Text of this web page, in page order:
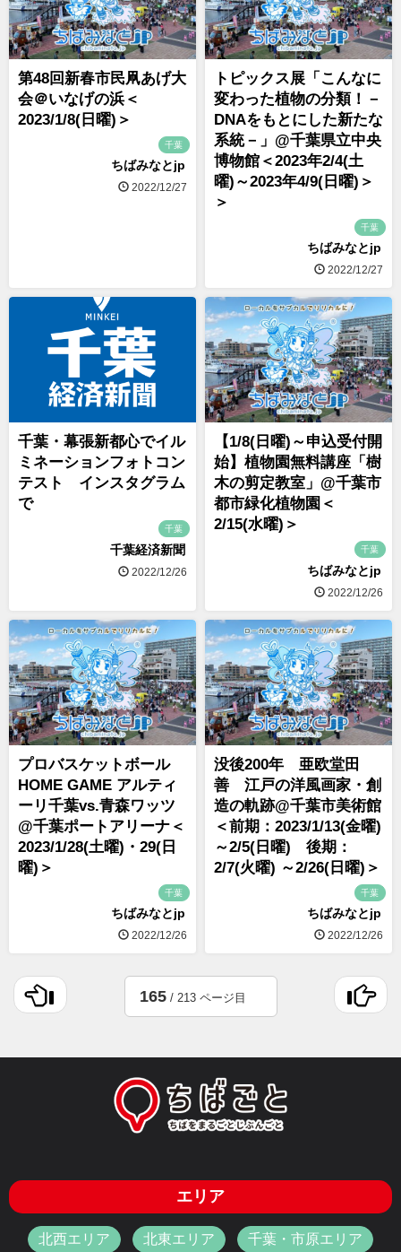
第48回新春市民凧あげ大
会＠いなげの浜＜
2023/1/8(日曜)＞
千葉
ちばみなとjp
2022/12/27
トピックス展「こんなに
変わった植物の分類！－
DNAをもとにした新たな
系統－」@千葉県立中央
博物館＜2023年2/4(土
曜)～2023年4/9(日曜)＞
＞
千葉
ちばみなとjp
2022/12/27
千葉・幕張新都心でイル
ミネーションフォトコン
テスト インスタグラム
で
千葉
千葉経済新聞
2022/12/26
【1/8(日曜)～申込受付開
始】植物園無料講座「樹
木の剪定教室」@千葉市
都市緑化植物園＜
2/15(水曜)＞
千葉
ちばみなとjp
2022/12/26
プロバスケットボール
HOME GAME アルティ
ーリ千葉vs.青森ワッツ
@千葉ポートアリーナ＜
2023/1/28(土曜)・29(日
曜)＞
千葉
ちばみなとjp
2022/12/26
没後200年 亜欧堂田
善 江戸の洋風画家・創
造の軌跡@千葉市美術館
＜前期：2023/1/13(金曜)
～2/5(日曜) 後期：
2/7(火曜) ～2/26(日曜)＞
千葉
ちばみなとjp
2022/12/26
165/ 213 ページ目
エリア
北西エリア 北東エリア 千葉・市原エリア